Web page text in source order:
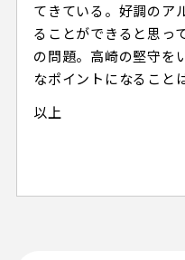
てきている。好調のア
ることができると思っ
の問題。高崎の堅守を
なポイントになること
以上